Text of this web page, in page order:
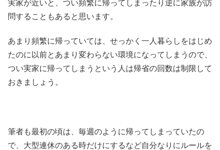
実家が近いと、つい頻繁に帰ってしまったり逆に家族が訪
問することもあると思います。
あまり頻繁に帰っていては、せっかく一人暮らしをはじめ
たのに以前とあまり変わらない環境になってしまうので、
つい実家に帰ってしまうという人は帰省の回数は制限して
おきましょう。
筆者も最初の頃は、毎週のように帰ってしまっていたの
で、大型連休のある時だけにするなど自分なりにルールを